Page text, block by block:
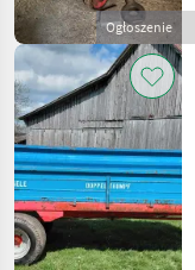
Ogłoszenie